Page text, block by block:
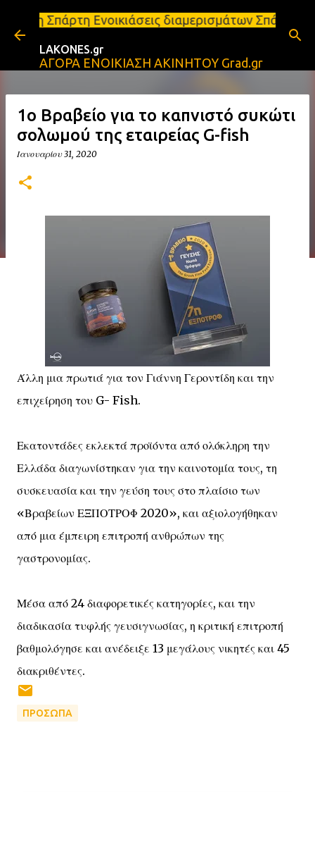
Μετάβαση στο κύριο περιεχόμενο
διαμερισμάτων Σπάρτη και Λακωνία
LAKONES.gr
ΑΓΟΡΑ ΕΝΟΙΚΙΑΣΗ ΑΚΙΝΗΤΟΥ Grad.gr
1o Βραβείο για το καπνιστό συκώτι
σολωμού της εταιρείας G-fish
Ιανουαρίου 31, 2020
Άλλη μια πρωτιά για τον Γιάννη Γεροντίδη και την
επιχείρηση του G- Fish.
Εκατοντάδες εκλεκτά προϊόντα από ολόκληρη την
Ελλάδα διαγωνίστηκαν για την καινοτομία τους, τη
συσκευασία και την γεύση τους στο πλαίσιο των
«Βραβείων ΕΞΠΟΤΡΟΦ 2020», και αξιολογήθηκαν
από μια έμπειρη επιτροπή ανθρώπων της
γαστρονομίας.
Μέσα από 24 διαφορετικές κατηγορίες, και την
διαδικασία τυφλής γευσιγνωσίας, η κριτική επιτροπή
βαθμολόγησε και ανέδειξε 13 μεγάλους νικητές και 45
διακριθέντες.
ΠΡΟΣΩΠΑ